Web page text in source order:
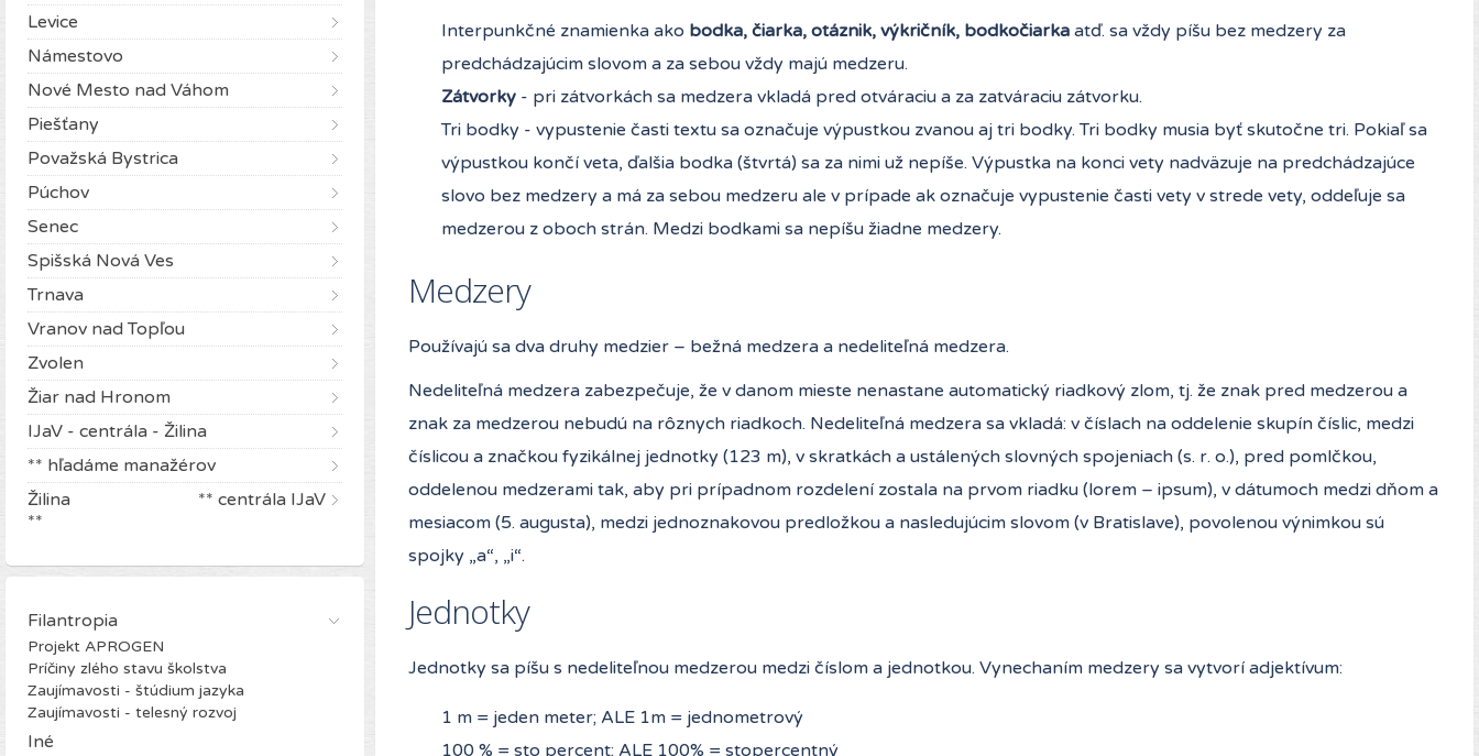
Interpunkčné znamienka ako bodka, čiarka, otáznik, výkričník, bodkočiarka atď. sa vždy píšu bez medzery za
predchádzajúcim slovom a za sebou vždy majú medzeru.
Zátvorky - pri zátvorkách sa medzera vkladá pred otváraciu a za zatváraciu zátvorku.
Tri bodky - vypustenie časti textu sa označuje výpustkou zvanou aj tri bodky. Tri bodky musia byť skutočne tri. Pokiaľ sa
výpustkou končí veta, ďalšia bodka (štvrtá) sa za nimi už nepíše. Výpustka na konci vety nadväzuje na predchádzajúce
slovo bez medzery a má za sebou medzeru ale v prípade ak označuje vypustenie časti vety v strede vety, oddeľuje sa
medzerou z oboch strán. Medzi bodkami sa nepíšu žiadne medzery.
Medzery
Používajú sa dva druhy medzier – bežná medzera a nedeliteľná medzera.
Nedeliteľná medzera zabezpečuje, že v danom mieste nenastane automatický riadkový zlom, tj. že znak pred medzerou a
znak za medzerou nebudú na rôznych riadkoch. Nedeliteľná medzera sa vkladá: v číslach na oddelenie skupín číslic, medzi
číslicou a značkou fyzikálnej jednotky (123 m), v skratkách a ustálených slovných spojeniach (s. r. o.), pred pomlčkou,
oddelenou medzerami tak, aby pri prípadnom rozdelení zostala na prvom riadku (lorem – ipsum), v dátumoch medzi dňom a
mesiacom (5. augusta), medzi jednoznakovou predložkou a nasledujúcim slovom (v Bratislave), povolenou výnimkou sú
spojky „a“, „i“.
Jednotky
Jednotky sa píšu s nedeliteľnou medzerou medzi číslom a jednotkou. Vynechaním medzery sa vytvorí adjektívum:
1 m = jeden meter; ALE 1m = jednometrový
100 % = sto percent; ALE 100% = stopercentný
Levice
Námestovo
Nové Mesto nad Váhom
Piešťany
Považská Bystrica
Púchov
Senec
Spišská Nová Ves
Trnava
Vranov nad Topľou
Zvolen
Žiar nad Hronom
IJaV - centrála - Žilina
** hľadáme manažérov
Žilina ** centrála IJaV
**
Filantropia
Projekt APROGEN
Príčiny zlého stavu školstva
Zaujímavosti - štúdium jazyka
Zaujímavosti - telesný rozvoj
Iné